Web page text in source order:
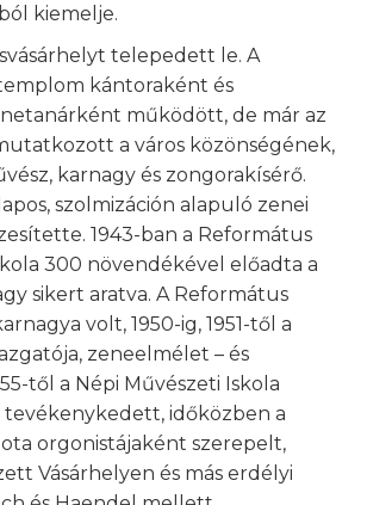
kiemelje.
telepedett le. A
kántoraként és
működött, de már az
a város közönségének,
karnagy és zongorakísérő.
szolmizáción alapuló zenei
1943-ban a Református
300 növendékével előadta a
sikert aratva. A Református
volt, 1950-ig, 1951-től a
zeneelmélet – és
től a Népi Művészeti Iskola
időközben a
orgonistájaként szerepelt,
Vásárhelyen és más erdélyi